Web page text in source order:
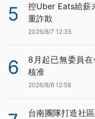
5
控Uber Eats給薪
重詐欺
2026/8/7 12:35
6
8月起已無委員
核准
2026/8/6 12:58
台南團隊打造社